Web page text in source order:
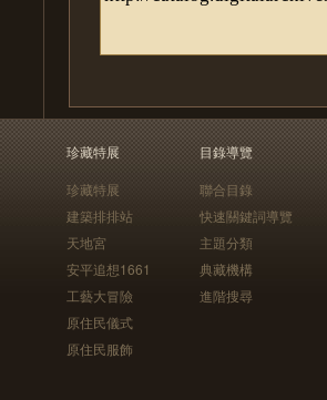
珍藏特展
珍藏特展
建築排排站
天地宮
安平追想1661
工藝大冒險
原住民儀式
原住民服飾
目錄導覽
聯合目錄
快速關鍵詞導覽
主題分類
典藏機構
進階搜尋